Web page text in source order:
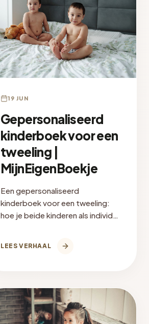
19 JUN
Gepersonaliseerd
kinderboek voor een
tweeling |
MijnEigenBoekje
Een gepersonaliseerd
kinderboek voor een tweeling:
hoe je beide kinderen als individu
LEES VERHAAL